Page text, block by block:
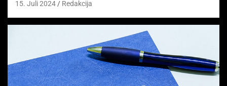
15. Juli 2024 Redakcija